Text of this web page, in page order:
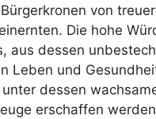
von
Die hohe
aus des­sen
Leben und
des­sen
erschaf­fen